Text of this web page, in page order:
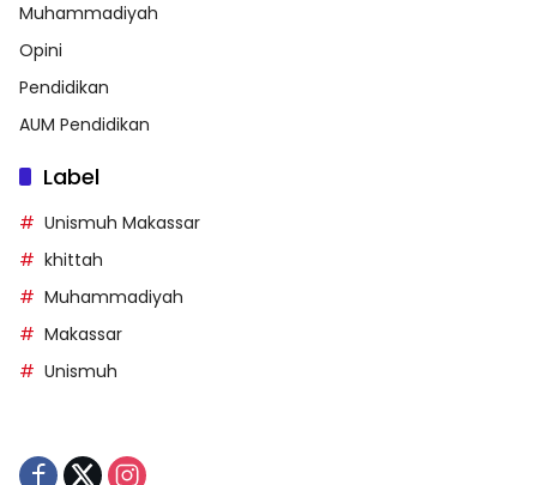
Muhammadiyah
Opini
Pendidikan
AUM Pendidikan
Label
Unismuh Makassar
khittah
Muhammadiyah
Makassar
Unismuh